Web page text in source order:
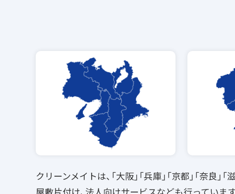
クリーンメイトは、「大阪」「兵庫」「京都」「奈良